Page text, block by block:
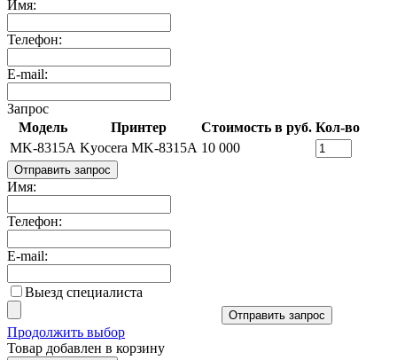
Имя:
Телефон:
E-mail:
Запрос
Модель
Принтер Стоимость в руб. Кол-во
MK-8315A Kyocera MK-8315A 10 000
Отправить запрос
Имя:
Телефон:
E-mail:
Выезд специалиста
Отправить запрос
Продолжить выбор
Товар добавлен в корзину